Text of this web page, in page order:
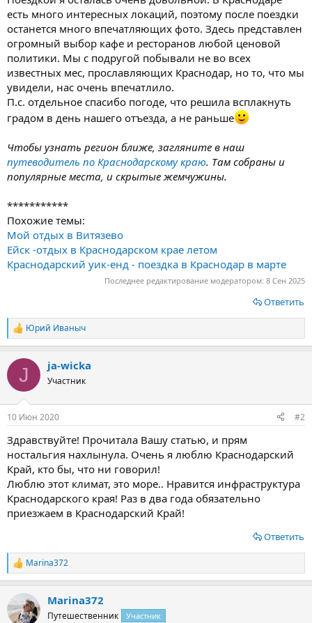
есть много интересных локаций, поэтому после поездки
останется много впечатляющих фото. Здесь представлен
огромный выбор кафе и ресторанов любой ценовой
политики. Мы с подругой побывали не во всех
известных мес, прославляющих Краснодар, но то, что мы
увидели, нас очень впечатлило.
П.с. отдельное спасибо погоде, что решила всплакнуть
градом в день нашего отъезда, а не раньше
Чтобы узнать регион ближе, загляните в наш
путеводитель по Краснодарскому краю. Там собраны и
популярные места, и скрытые жемчужины.
***********
Похожие темы:
Мой отдых в Витязево
Ейск -отдых в Краснодарском крае летом
Краснодарский уик-енд - поездка в Краснодар в марте
Последнее редактирование модератором: 8 Сен 2025
Ответить
Р
е
к
и
Юрий Иваныч
J ja-wicka
Участник
10 Июн 2020 #2
Здравствуйте! Прочитала Вашу статью, и прям
ностальгия нахлынула. Очень я люблю Краснодарский
Край, кто бы, что ни говорил!
Люблю этот климат, это море.. Нравится инфраструктура
Краснодарского края! Раз в два года обязательно
приезжаем в Краснодарский Край!
Ответить
Р
е
к
ц
Marina372
Marina372
Путешественник Участник